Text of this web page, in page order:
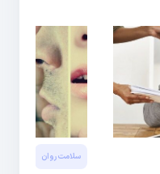
سلامت روان